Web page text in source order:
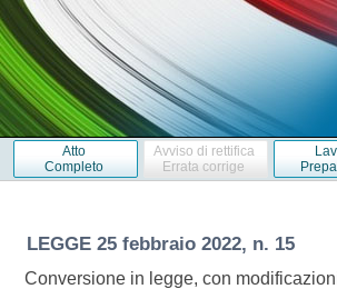
Atto
Completo
Avviso di rettifica
Errata corrige
LEGGE 25 febbraio 2022, n. 15
Conversione in legge, con